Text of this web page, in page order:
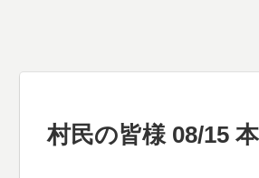
村民の皆様 08/15